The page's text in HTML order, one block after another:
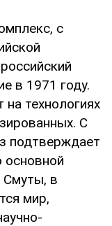
с
в 1971 году.
технологиях
С
подтверждает
основной
Смуты, в
мир,